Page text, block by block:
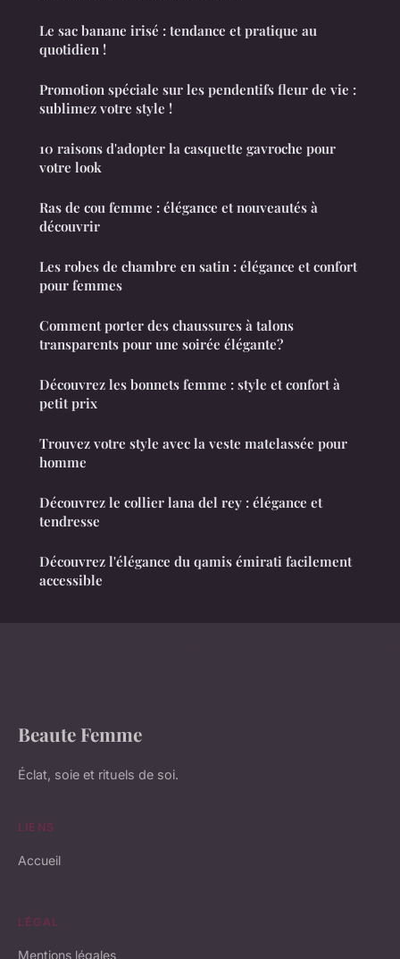
Le sac banane irisé : tendance et pratique au
quotidien !
Promotion spéciale sur les pendentifs fleur de vie :
sublimez votre style !
10 raisons d'adopter la casquette gavroche pour
votre look
Ras de cou femme : élégance et nouveautés à
découvrir
Les robes de chambre en satin : élégance et confort
pour femmes
Comment porter des chaussures à talons
transparents pour une soirée élégante?
Découvrez les bonnets femme : style et confort à
petit prix
Trouvez votre style avec la veste matelassée pour
homme
Découvrez le collier lana del rey : élégance et
tendresse
Découvrez l'élégance du qamis émirati facilement
accessible
Beaute Femme
Éclat, soie et rituels de soi.
LIENS
Accueil
LÉGAL
Mentions légales